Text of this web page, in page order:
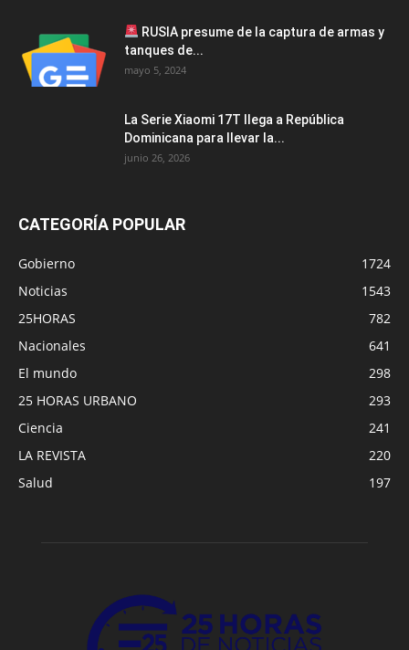
RUSIA presume de la captura de armas y
tanques de...
mayo 5, 2024
La Serie Xiaomi 17T llega a República
Dominicana para llevar la...
junio 26, 2026
CATEGORÍA POPULAR
Gobierno
1724
Noticias
1543
25HORAS
782
Nacionales
641
El mundo
298
25 HORAS URBANO
293
Ciencia
241
LA REVISTA
220
Salud
197